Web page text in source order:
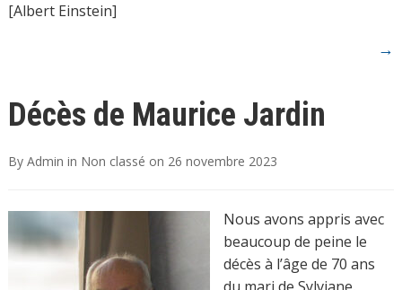
[Albert Einstein]
→
Décès de Maurice Jardin
By Admin in Non classé on 26 novembre 2023
Nous avons appris avec
beaucoup de peine le
décès à l’âge de 70 ans